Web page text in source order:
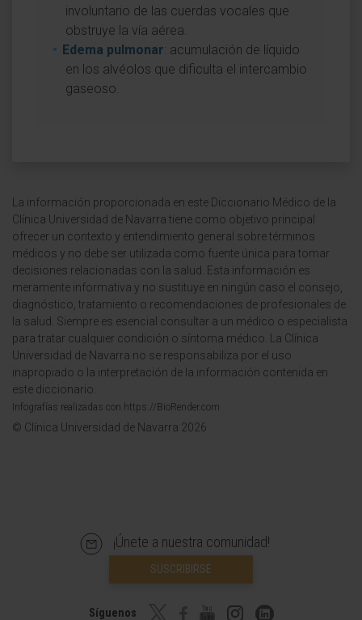
involuntario de las cuerdas vocales que
obstruye la vía aérea.
Edema pulmonar: acumulación de líquido
en los alvéolos que dificulta el intercambio
gaseoso.
La información proporcionada en este Diccionario Médico de la
Clínica Universidad de Navarra tiene como objetivo principal
ofrecer un contexto y entendimiento general sobre términos
médicos y no debe ser utilizada como fuente única para tomar
decisiones relacionadas con la salud. Esta información es
meramente informativa y no sustituye en ningún caso el consejo,
diagnóstico, tratamiento o recomendaciones de profesionales de
la salud. Siempre es esencial consultar a un médico o especialista
para tratar cualquier condición o síntoma médico. La Clínica
Universidad de Navarra no se responsabiliza por el uso
inapropiado o la interpretación de la información contenida en
este diccionario.
Infografías realizadas con https://BioRender.com
© Clínica Universidad de Navarra 2026
¡Únete a nuestra comunidad!
SUSCRIBIRSE
Síguenos